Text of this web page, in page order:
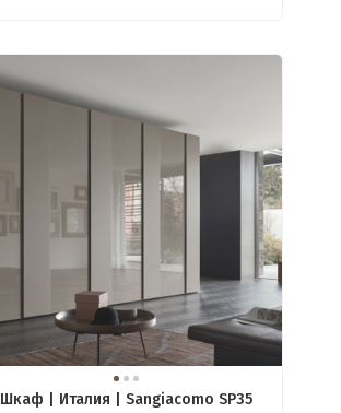
Шкаф | Италия | Sangiacomo SP35